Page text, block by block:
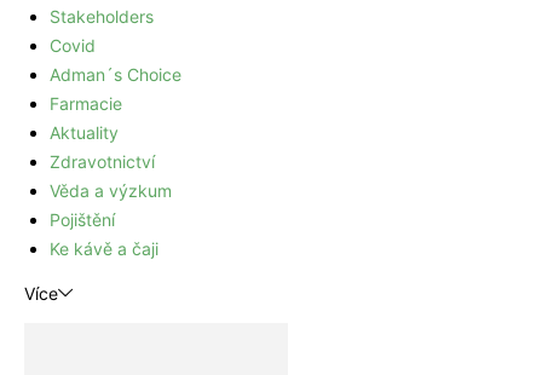
Stakeholders
Covid
Adman´s Choice
Farmacie
Aktuality
Zdravotnictví
Věda a výzkum
Pojištění
Ke kávě a čaji
Více